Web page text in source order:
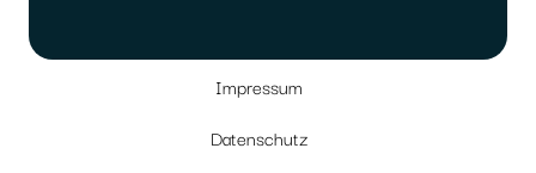
Impressum
Datenschutz